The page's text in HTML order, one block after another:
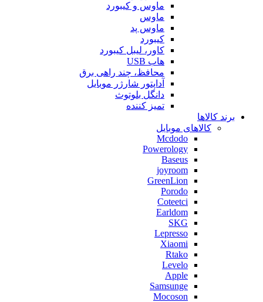
ماوس و کیبورد
ماوس
ماوس پد
کیبورد
کاور، لیبل کیبورد
هاب USB
محافظ، چند راهی برق
آداپتور شارژر موبایل
دانگل بلوتوث
تمیز کننده
برند کالاها
کالاهای موبایل
Mcdodo
Powerology
Baseus
joyroom
GreenLion
Porodo
Coteetci
Earldom
SKG
Lepresso
Xiaomi
Rtako
Levelo
Apple
Samsunge
Mocoson